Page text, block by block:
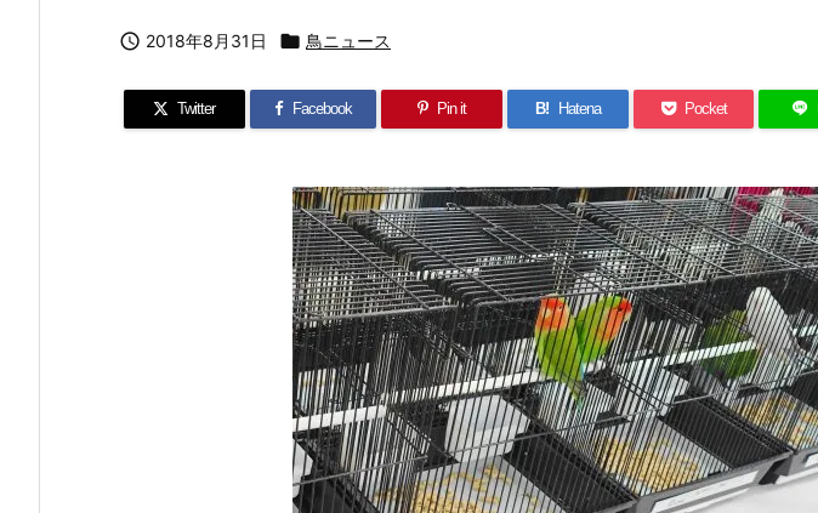
 2018年8月31日  鳥ニュース
Twitter Facebook Pin it B! Hatena Pocket